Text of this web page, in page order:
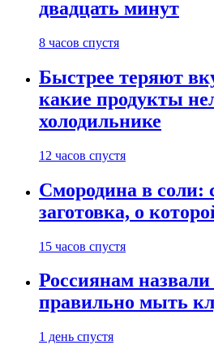
двадцать минут
8 часов спустя
Быстрее теряют
какие продукты
холодильнике
12 часов спустя
Смородина в соли:
заготовка, о
15 часов спустя
Россиянам назвали
правильно мыть
1 день спустя